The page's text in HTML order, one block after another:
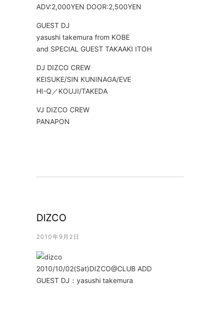
ADV:2,000YEN DOOR:2,500YEN
GUEST DJ
yasushi takemura from KOBE
and SPECIAL GUEST TAKAAKI ITOH
DJ DIZCO CREW
KEISUKE/SIN KUNINAGA/EVE
HI-Q／KOUJI/TAKEDA
VJ DIZCO CREW
PANAPON
DIZCO
2010年9月2日
2010/10/02(Sat)DIZCO@CLUB ADD
GUEST DJ：yasushi takemura